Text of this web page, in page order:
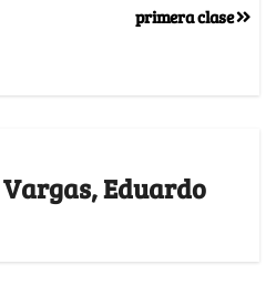
primera clase
Vargas, Eduardo